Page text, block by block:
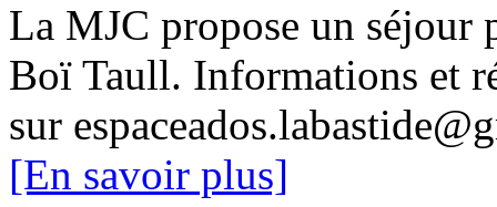
La MJC propose un séjour
Boï Taull. Informations et
sur
[En savoir plus]